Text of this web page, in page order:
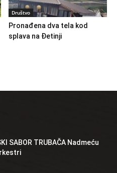
Društvo
Pronađena dva tela kod
splava na Đetinji
SABOR TRUBAČA Nadmeću